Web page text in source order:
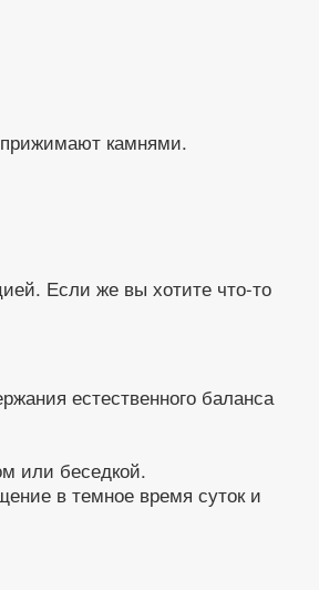
камнями.
Если же вы хотите что-то
естественного баланса
или беседкой.
в темное время суток и